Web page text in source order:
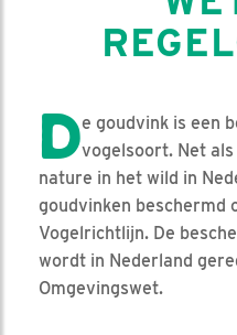
De goudvink is een
vogelsoort. Net
nature in het wild in
goudvinken beschermd
Vogelrichtlijn. De
wordt in Nederland
Omgevingswet.